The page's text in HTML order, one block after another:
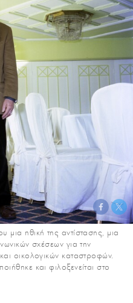
ηθική της αντίστασης, μια
σχέσεων για την
οικολογικών καταστροφών.
και φιλοξενείται στο